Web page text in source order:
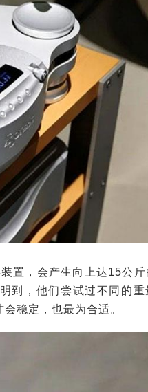
置，会产生向上达15公斤
到，他们尝试过不同的重
稳定，也最为合适。